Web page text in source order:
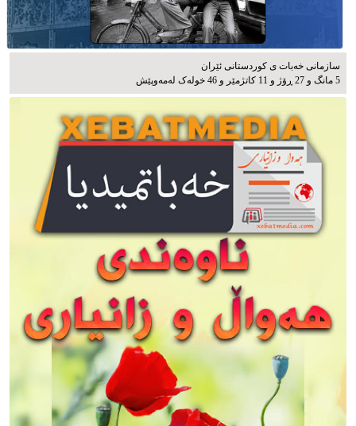
سازمانی خەبات ی كوردستانی ئێران
5 مانگ و 27 ڕۆژ و 11 کاتژمێر و 46 خوله‌ک له‌مه‌وپێش‌